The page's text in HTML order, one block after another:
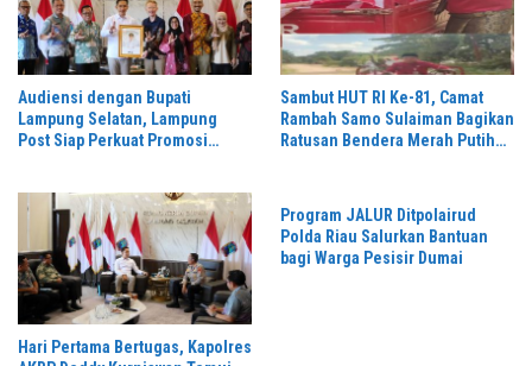
Audiensi dengan Bupati
Lampung Selatan, Lampung
Post Siap Perkuat Promosi
Sambut HUT RI Ke-81, Camat
Rambah Samo Sulaiman Bagikan
Ratusan Bendera Merah Putih
Hari Pertama Bertugas, Kapolres
Program JALUR Ditpolairud
Polda Riau Salurkan Bantuan
bagi Warga Pesisir Dumai